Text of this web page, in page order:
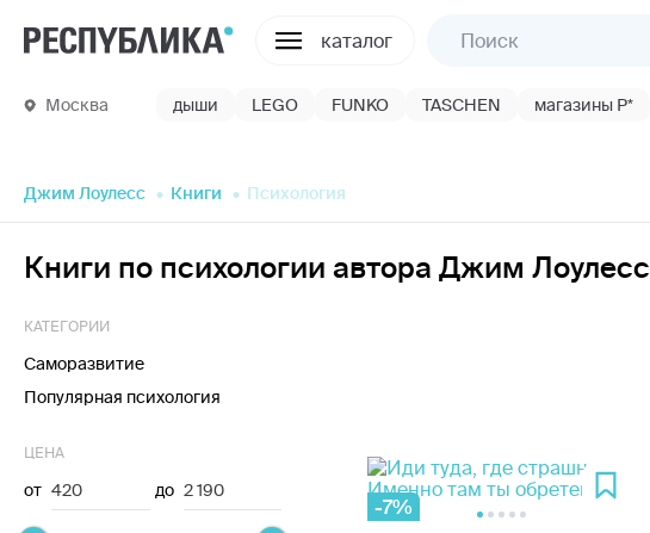
каталог
Москва дыши LEGO FUNKO TASCHEN магазины Р*
Джим Лоулесс Книги Психология
Книги по психологии автора Джим Лоулесс
КАТЕГОРИИ
Саморазвитие
Популярная психология
ЦЕНА
от 420 до 2 190
-7%